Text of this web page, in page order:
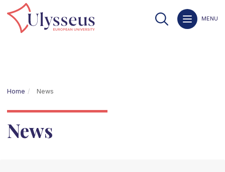
MENU
Home News
News